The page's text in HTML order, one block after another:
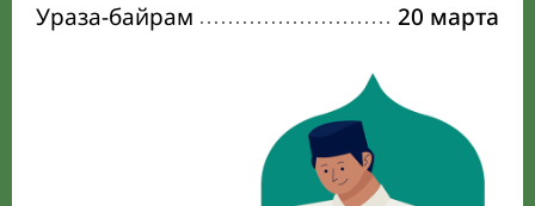
Ураза-байрам
20 марта